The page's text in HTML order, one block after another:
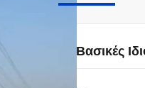
Βασικές